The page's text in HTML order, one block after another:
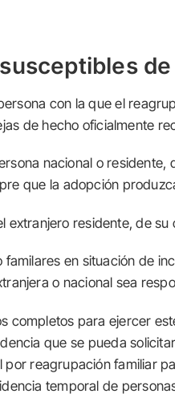
con la que el
de hecho oficialmente
nacional o
que la adopción
extranjero residente, de
familares en situación de
o nacional sea
completos para ejercer
que se pueda
por reagrupación familiar
temporal de